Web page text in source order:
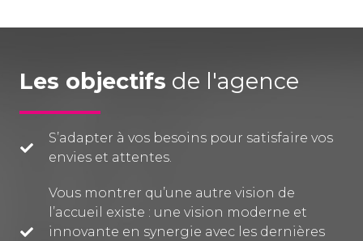
Les objectifs de l'agence
S’adapter à vos besoins pour satisfaire vos
envies et attentes.
Vous montrer qu’une autre vision de
l’accueil existe : une vision moderne et
innovante en synergie avec les dernières